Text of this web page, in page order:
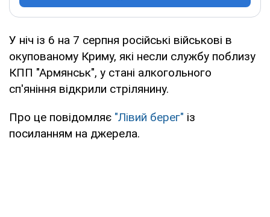
У ніч із 6 на 7 серпня російські військові в
окупованому Криму, які несли службу поблизу
КПП "Армянськ", у стані алкогольного
сп'яніння відкрили стрілянину.
Про це повідомляє "Лівий берег" із
посиланням на джерела.